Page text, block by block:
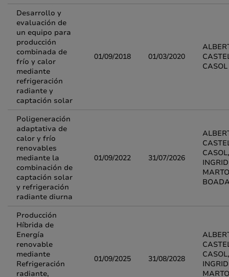
Desarrollo y
evaluación de
un equipo para
producción
combinada de
frío y calor
mediante
refrigeración
radiante y
captación solar
01/09/2018 01/03/2020
CASOL
Poligeneración
adaptativa de
calor y frío
renovables
mediante la
combinación de
captación solar
y refrigeración
radiante diurna
01/09/2022 31/07/2026
CASOL,
INGRID
Producción
Híbrida de
Energía
renovable
mediante
Refrigeración
radiante,
01/09/2025 31/08/2028
CASOL,
INGRID